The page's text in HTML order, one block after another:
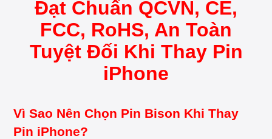
Đạt Chuẩn QCVN, CE,
FCC, RoHS, An Toàn
Tuyệt Đối Khi Thay Pin
iPhone
Vì Sao Nên Chọn Pin Bison Khi Thay
Pin iPhone?